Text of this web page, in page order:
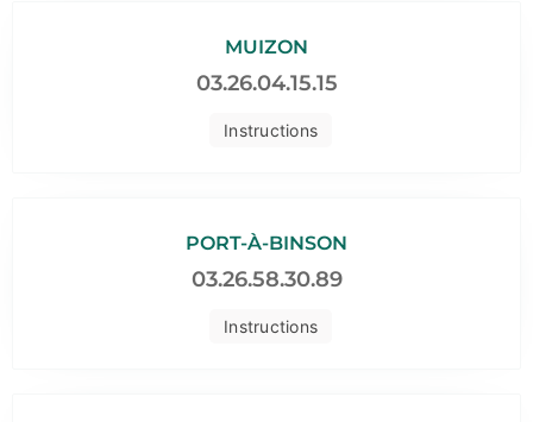
Instructions
MUIZON
03.26.04.15.15
Instructions
PORT-À-BINSON
03.26.58.30.89